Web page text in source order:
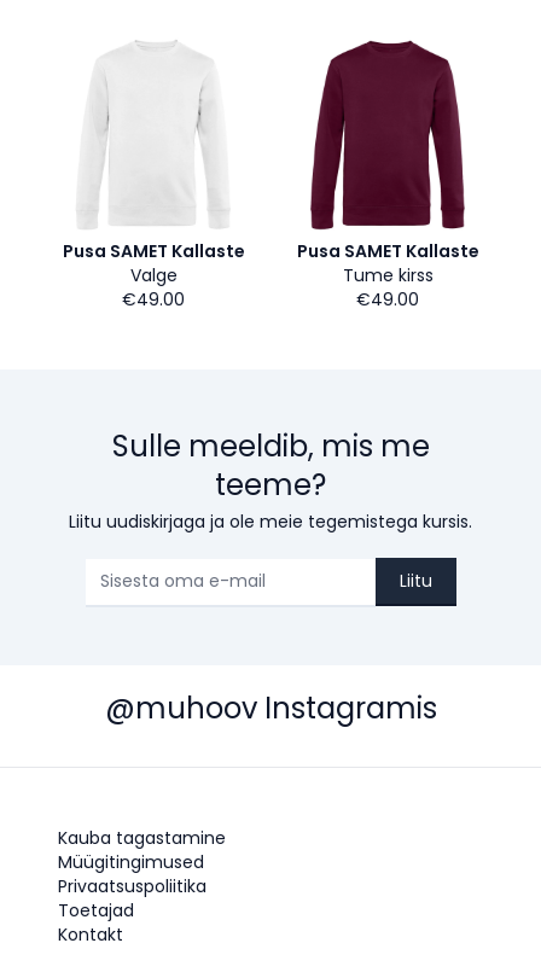
Pusa SAMET Kallaste
Valge
€49.00
Pusa SAMET Kallaste
Tume kirss
€49.00
Sulle meeldib, mis me
teeme?
Liitu uudiskirjaga ja ole meie tegemistega kursis.
Liitu
@muhoov Instagramis
Kauba tagastamine
Müügitingimused
Privaatsuspoliitika
Toetajad
Kontakt